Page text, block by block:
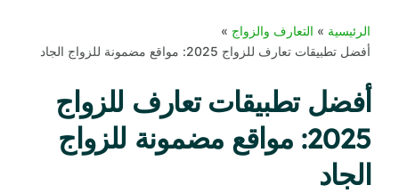
الرئيسية
التعارف والزواج
أفضل تطبيقات تعارف للزواج 2025: مواقع مضمونة للزواج الجاد
أفضل تطبيقات تعارف للزواج
2025: مواقع مضمونة للزواج
الجاد